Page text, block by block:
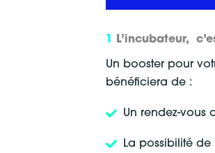
1 L’incubateur,
Un booster pour
bénéficiera de :
Un rendez-vous
La possibilité